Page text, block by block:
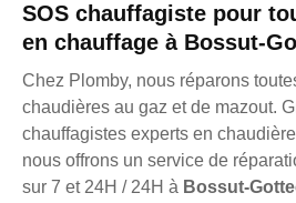
SOS chauffagiste pour
en chauffage à Bossut-
Chez Plomby, nous réparons
chaudières au gaz et de mazout.
chauffagistes experts en
nous offrons un service de
sur 7 et 24H / 24H à Bossut-